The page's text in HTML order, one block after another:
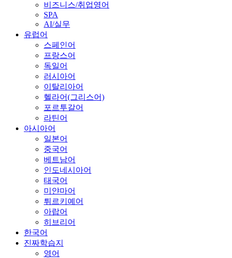
비즈니스/취업영어
SPA
AI/실무
유럽어
스페인어
프랑스어
독일어
러시아어
이탈리아어
헬라어(그리스어)
포르투갈어
라틴어
아시아어
일본어
중국어
베트남어
인도네시아어
태국어
미얀마어
튀르키예어
아랍어
히브리어
한국어
진짜학습지
영어